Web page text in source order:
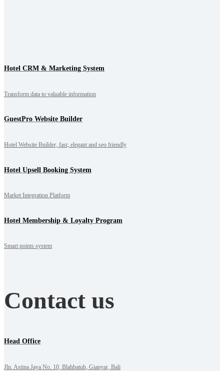
Hotel CRM & Marketing System
Transform data to valuable information
GuestPro Website Builder
Hotel Website Builder, fast, elegant and seo friendly
Hotel Upsell Booking System
Market Integration Platform
Hotel Membership & Loyalty Program
Smart points system
Contact us
Head Office
Jln. Astina Jaya No. 10, Blahbatuh, Gianyar, Bali